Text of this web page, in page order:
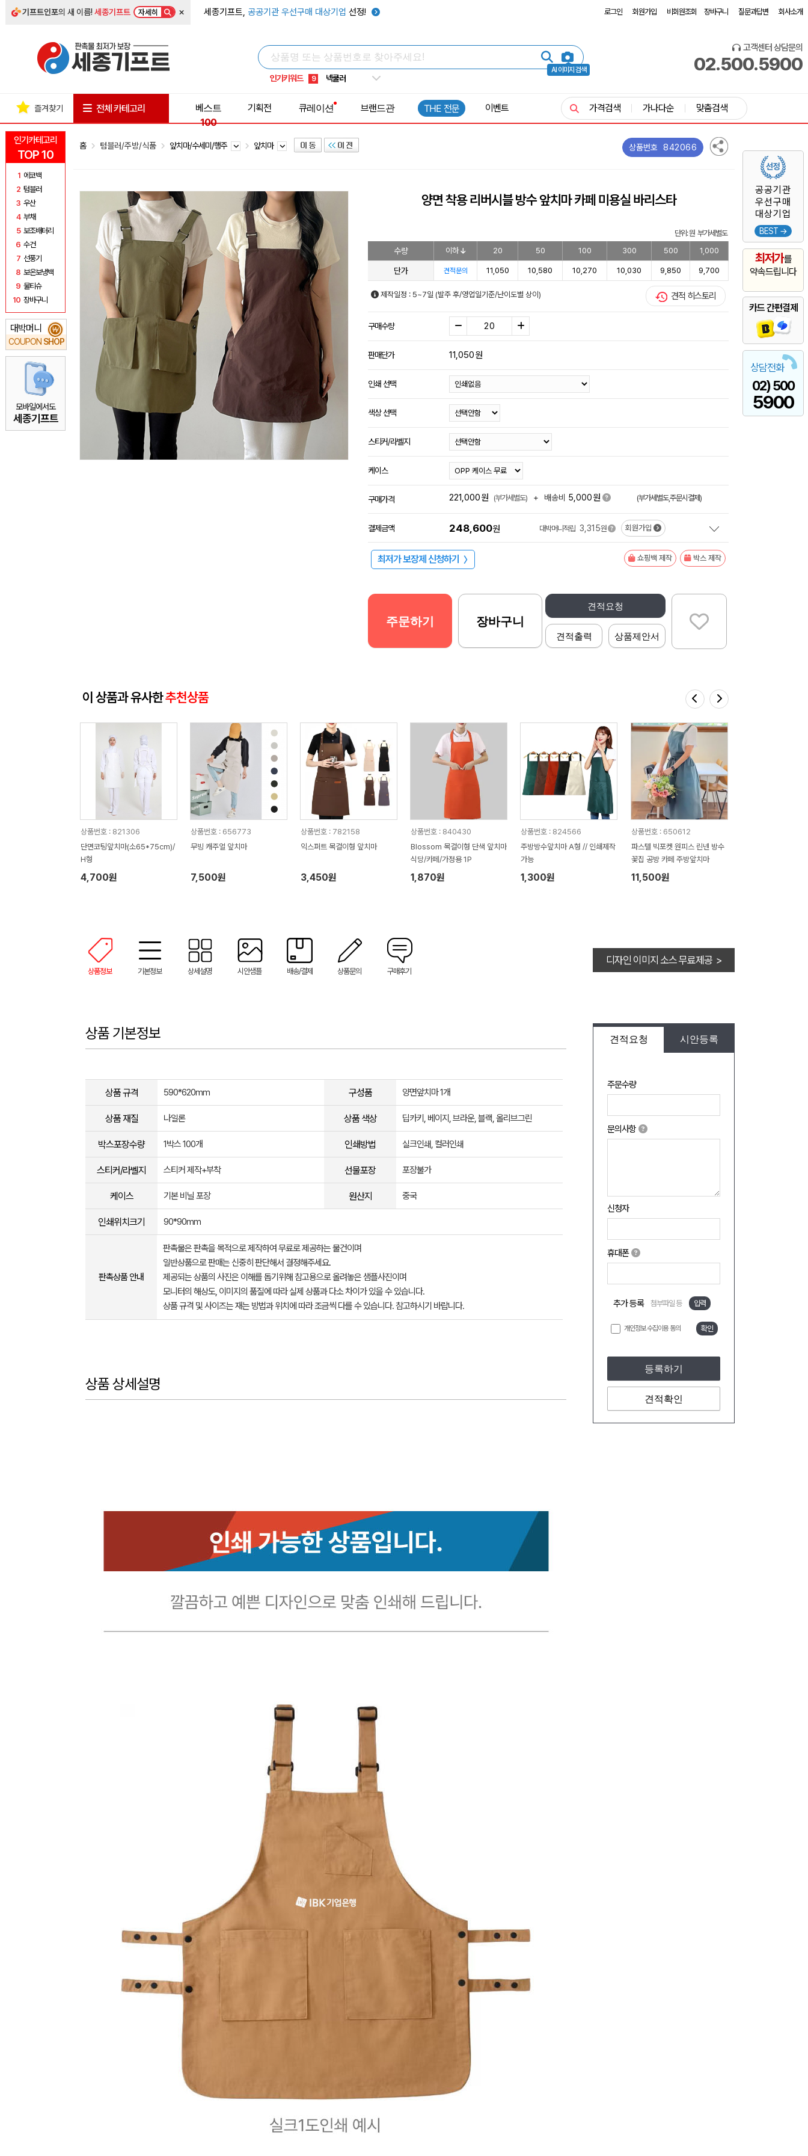
기프트인포의 새 이름!세종기프트 자세히 × 세종기프트, 공공기관 우선구매 대상기업 선정! 로그인 회원가입 비회원조회 장바구니 질문과답변 회사소개
AI 이미지 검색
인기키워드
5 키캡
8 쿨토시
9 넥쿨러
1 선풍기
고객센터 상담문의
02.500.5900
인기카테고리
TOP 10
1 에코백
2 텀블러
3 우산
4 부채
5 보조배터리
6 수건
7 선풍기
8 보온보냉백
9 물티슈
10 장바구니
대박머니
COUPON SHOP
₩
모바일에서도
세종기프트
공공기관
우선구매
대상기업
BEST →
최저가를
약속드립니다
카드 간편결제
상담전화
02) 500
5900
즐겨찾기 전체 카테고리
베스트
100
기획전 큐레이션 브랜드관 THE 전문 이벤트 가격검색 가나다순 맞춤검색
홈 텀블러/주방/식품 앞치마/수세미/행주 앞치마 상품번호 842066
양면 착용 리버시블 방수 앞치마 카페 미용실 바리스타
단위: 원 부가세별도
수량 이하 20 50 100 300 500 1,000
단가 견적문의 11,050 10,580 10,270 10,030 9,850 9,700
제작일정 : 5~7일 (발주 후/영업일기준/난이도별 상이) 견적 히스토리
구매수량
판매단가 11,050원
인쇄 선택
색상 선택
스티커/라벨지
케이스
구매가격 221,000원 (부가세별도) + 배송비 5,000원 (부가세별도,주문시결제)
결제금액 248,600원 대박머니적립 3,315원 회원가입
최저가 보장제 신청하기 〉 쇼핑백 제작 박스 제작
견적요청
견적출력 상품제안서
주문하기 장바구니
이 상품과 유사한추천상품
상품번호 : 821306
단면코팅앞치마(소65*75cm)/
H형
4,700원
상품번호 : 656773
무빙 캐주얼 앞치마
7,500원
상품번호 : 782158
익스퍼트 목걸이형 앞치마
3,450원
상품번호 : 840430
Blossom 목걸이형 단색 앞치마
식당/카페/가정용 1P
1,870원
상품번호 : 824566
주방방수앞치마 A형 // 인쇄제작
가능
1,300원
상품번호 : 650612
파스텔 빅포켓 원피스 린넨 방수
꽃집 공방 카페 주방앞치마
11,500원
상품정보 기본정보 상세설명 시안샘플 배송/결제 상품문의 구매후기
디자인 이미지 소스 무료제공 >
견적요청 시안등록
주문수량
문의사항
신청자
휴대폰
추가 등록 첨부파일 등 입력
개인정보 수집이용 동의 확인
등록하기
견적확인
상품 기본정보
상품 규격 590*620mm 구성품 양면앞치마 1개
상품 재질 나일론 상품 색상 딥카키, 베이지, 브라운, 블랙, 올리브그린
박스포장수량 1박스 100개 인쇄방법 실크인쇄, 컬러인쇄
스티커/라벨지 스티커 제작+부착 선물포장 포장불가
케이스 기본 비닐 포장 원산지 중국
인쇄위치크기 90*90mm
판촉상품 안내
판촉물은 판촉을 목적으로 제작하여 무료로 제공하는 물건이며
일반상품으로 판매는 신중히 판단해서 결정해주세요.
제공되는 상품의 사진은 이해를 돕기위해 참고용으로 올려놓은 샘플사진이며
모니터의 해상도, 이미지의 품질에 따라 실제 상품과 다소 차이가 있을 수 있습니다.
상품 규격 및 사이즈는 재는 방법과 위치에 따라 조금씩 다를 수 있습니다. 참고하시기 바랍니다.
상품 상세설명